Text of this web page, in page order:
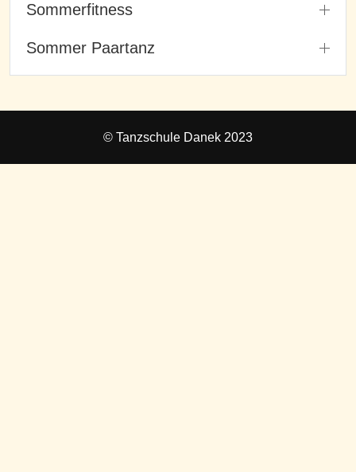
Sommerfitness
Sommer Paartanz
© Tanzschule Danek 2023